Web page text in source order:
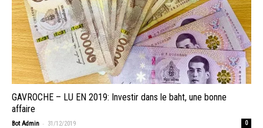
GAVROCHE – LU EN 2019: Investir dans le baht, une bonne
affaire
Bot Admin - 31/12/2019 0